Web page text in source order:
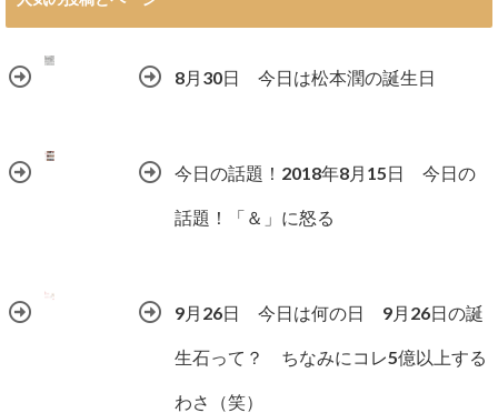
8月30日 今日は松本潤の誕生日
今日の話題！2018年8月15日 今日の
話題！「＆」に怒る
9月26日 今日は何の日 9月26日の誕
生石って？ ちなみにコレ5億以上する
わさ（笑）